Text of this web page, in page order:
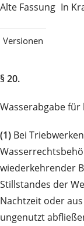
Alte Fassung In
Versionen
§ 20.
Wasserabgabe
(1) Bei
wiederkehrender
Stillstandes der
Nachtzeit oder
ungenutzt